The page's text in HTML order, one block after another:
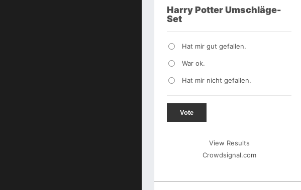
Harry Potter Umschläge-
Set
Hat mir gut gefallen.
War ok.
Hat mir nicht gefallen.
Vote
View Results
Crowdsignal.com